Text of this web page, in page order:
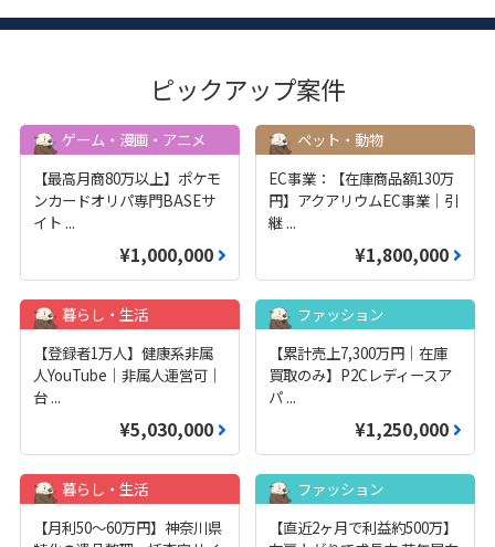
ピックアップ案件
ゲーム・漫画・アニメ
【最高月商80万以上】ポケモ
ンカードオリパ専門BASEサ
イト ...
¥1,000,000
ペット・動物
EC事業：【在庫商品額130万
円】アクアリウムEC事業｜引
継 ...
¥1,800,000
暮らし・生活
【登録者1万人】健康系非属
人YouTube｜非属人運営可｜
台 ...
¥5,030,000
ファッション
【累計売上7,300万円｜在庫
買取のみ】P2Cレディースア
パ ...
¥1,250,000
暮らし・生活
【月利50〜60万円】神奈川県
ファッション
【直近2ヶ月で利益約500万】